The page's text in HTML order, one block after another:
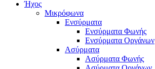
Ήχος
Μικρόφωνα
Ενσύρματα
Ενσύρματα Φωνής
Ενσύρματα Οργάνων
Ασύρματα
Ασύρματα Φωνής